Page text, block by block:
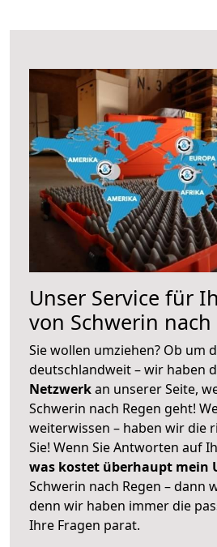
Unser Service für
von Schwerin nach
Sie wollen umziehen? Ob um
deutschlandweit – wir haben
Netzwerkan unserer Seite,
Schwerin nach Regen geht!
weiterwissen – haben wir die
Sie! Wenn Sie Antworten auf
was kostet überhaupt mein
Schwerin nach Regen – dann
denn wir haben immer die
Ihre Fragen parat.